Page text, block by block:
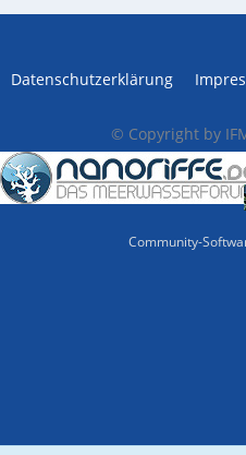
Datenschutzerklärung
© Copyright by
Community-